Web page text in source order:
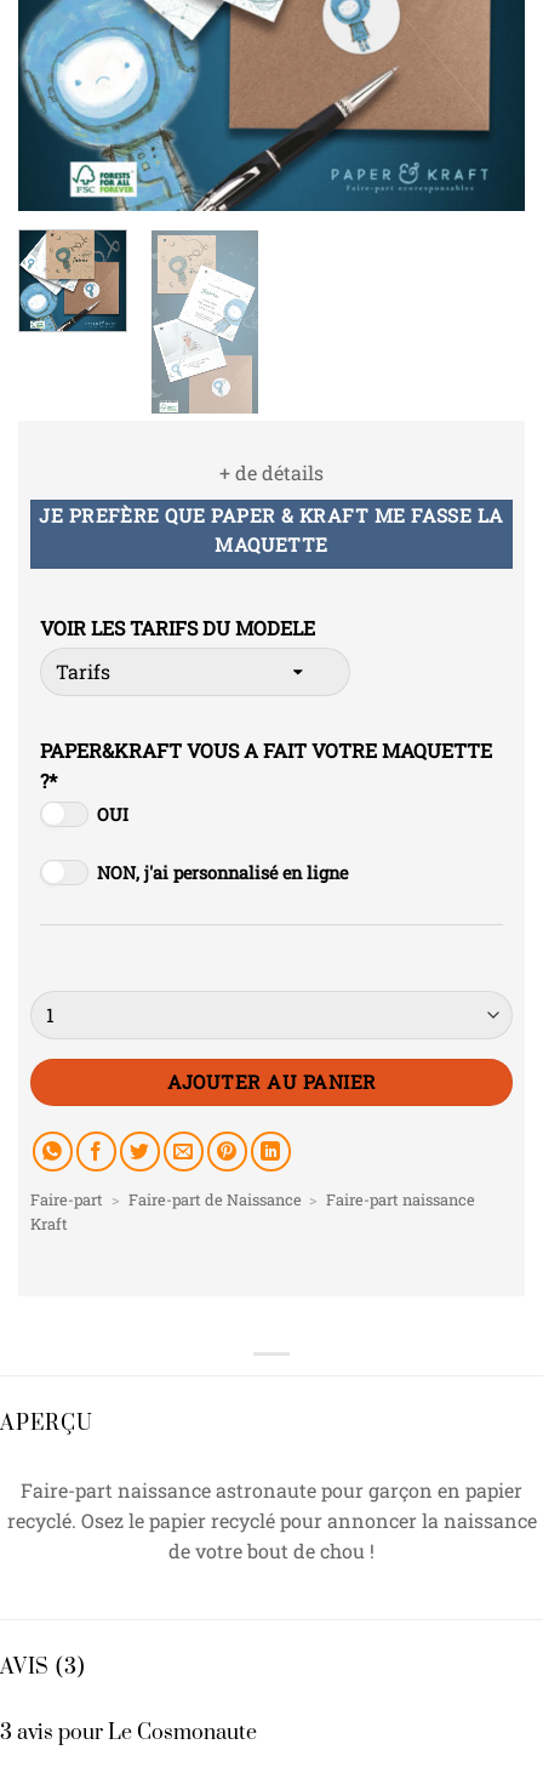
+ de détails
JE PREFÈRE QUE PAPER & KRAFT ME FASSE LA
MAQUETTE
VOIR LES TARIFS DU MODELE
PAPER&KRAFT VOUS A FAIT VOTRE MAQUETTE
?*
OUI
NON, j'ai personnalisé en ligne
Quantité
AJOUTER AU PANIER
Faire-part > Faire-part de Naissance > Faire-part naissance
Kraft
APERÇU
Faire-part naissance astronaute pour garçon en papier
recyclé. Osez le papier recyclé pour annoncer la naissance
de votre bout de chou !
AVIS (3)
3 avis pourLe Cosmonaute